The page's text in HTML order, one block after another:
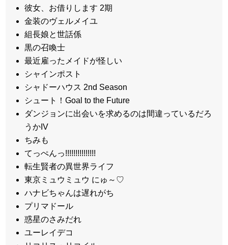
彼女、お借りします 2期
金装のヴェルメイユ
組長娘と世話係
黒の召喚士
最近雇ったメイドが怪しい
シャインポスト
シャドーハウス 2nd Season
シュート！Goal to the Future
ダンジョンに出会いを求めるのは間違っているだろ
うかIV
ちみも
てっぺんっ!!!!!!!!!!!!!!!
転生賢者の異世界ライフ
東京ミュウミュウ にゅ～♡
ハナビちゃんは遅れがち
プリマドール
惑星のさみだれ
ユーレイデコ